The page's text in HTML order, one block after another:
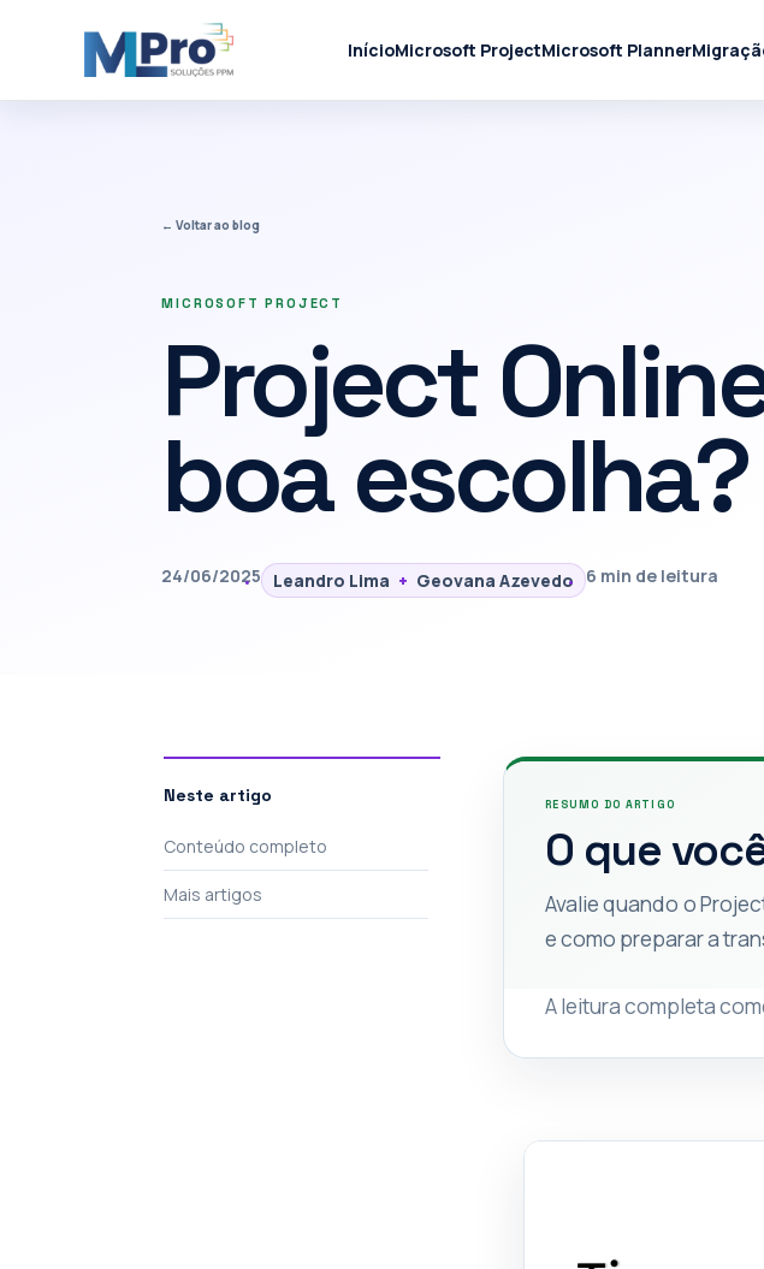
InícioMicrosoft ProjectMicrosoft Planner
← Voltar ao blog
MICROSOFT PROJECT
Project
boa escolha?
24/06/2025 Leandro Lima + Geovana Azevedo 6 min de leitura
Neste artigo
Conteúdo completo
Mais artigos
RESUMO DO ARTIGO
O que
Avalie quando o
e como preparar a
A leitura completa